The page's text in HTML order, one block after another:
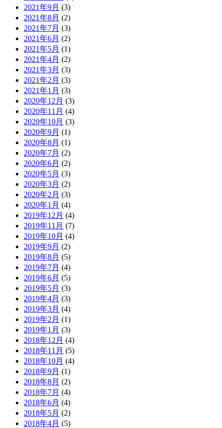
2021年9月 (3)
2021年8月 (2)
2021年7月 (3)
2021年6月 (2)
2021年5月 (1)
2021年4月 (2)
2021年3月 (3)
2021年2月 (3)
2021年1月 (3)
2020年12月 (3)
2020年11月 (4)
2020年10月 (3)
2020年9月 (1)
2020年8月 (1)
2020年7月 (2)
2020年6月 (2)
2020年5月 (3)
2020年3月 (2)
2020年2月 (3)
2020年1月 (4)
2019年12月 (4)
2019年11月 (7)
2019年10月 (4)
2019年9月 (2)
2019年8月 (5)
2019年7月 (4)
2019年6月 (5)
2019年5月 (3)
2019年4月 (3)
2019年3月 (4)
2019年2月 (1)
2019年1月 (3)
2018年12月 (4)
2018年11月 (5)
2018年10月 (4)
2018年9月 (1)
2018年8月 (2)
2018年7月 (4)
2018年6月 (4)
2018年5月 (2)
2018年4月 (5)